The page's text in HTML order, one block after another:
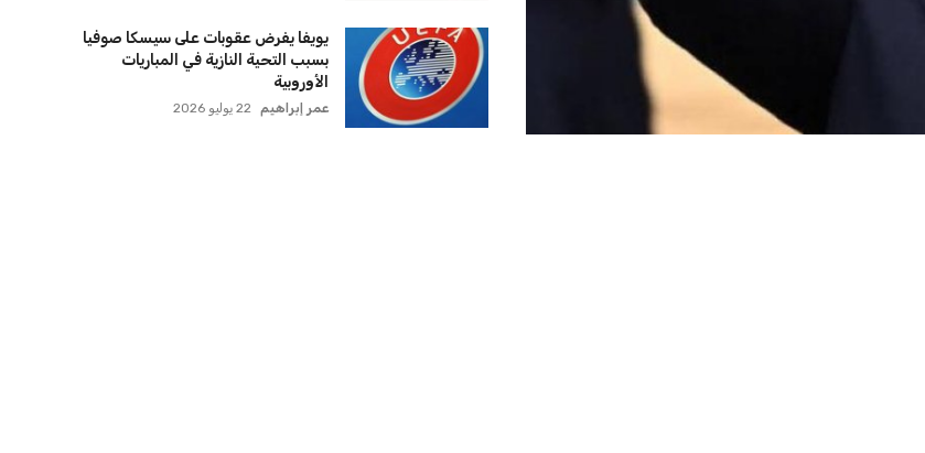
يويفا يفرض عقوبات على سيسكا صوفيا
بسبب التحية النازية في المباريات
الأوروبية
عمر إبراهيم 22 يوليو 2026